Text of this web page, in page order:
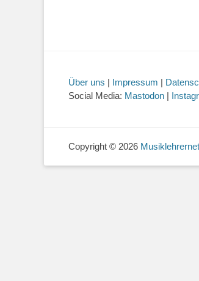
Über uns | Impressum |
Social Media: Mastodon |
Copyright © 2026